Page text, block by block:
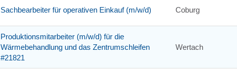
Sachbearbeiter für operativen Einkauf (m/w/d) Coburg
Produktionsmitarbeiter (m/w/d) für die
Wärmebehandlung und das Zentrumschleifen
#21821
Wertach